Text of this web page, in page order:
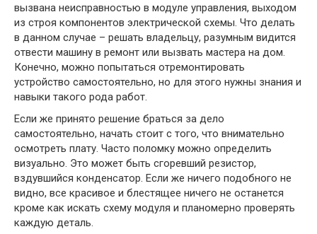
вызвана неисправностью в модуле управления, выходом
из строя компонентов электрической схемы. Что делать
в данном случае – решать владельцу, разумным видится
отвести машину в ремонт или вызвать мастера на дом.
Конечно, можно попытаться отремонтировать
устройство самостоятельно, но для этого нужны знания и
навыки такого рода работ.
Если же принято решение браться за дело
самостоятельно, начать стоит с того, что внимательно
осмотреть плату. Часто поломку можно определить
визуально. Это может быть сгоревший резистор,
вздувшийся конденсатор. Если же ничего подобного не
видно, все красивое и блестящее ничего не останется
кроме как искать схему модуля и планомерно проверять
каждую деталь.